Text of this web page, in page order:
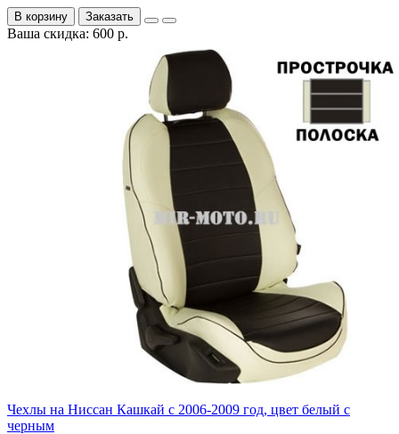
В корзину Заказать
Ваша скидка: 600 р.
Чехлы на Ниссан Кашкай с 2006-2009 год, цвет белый с
черным